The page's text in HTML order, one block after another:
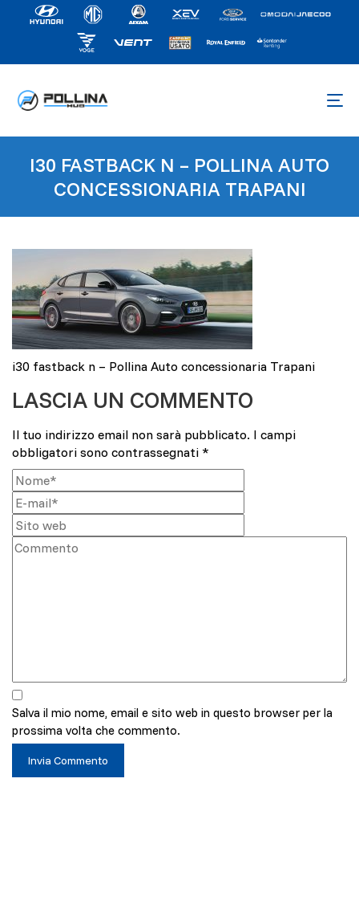
I30 FASTBACK N – POLLINA AUTO
CONCESSIONARIA TRAPANI
i30 fastback n – Pollina Auto concessionaria Trapani
LASCIA UN COMMENTO
Il tuo indirizzo email non sarà pubblicato. I campi
obbligatori sono contrassegnati *
Salva il mio nome, email e sito web in questo browser per la
prossima volta che commento.